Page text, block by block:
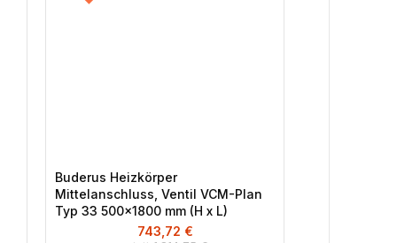
Buderus Heizkörper
Mittelanschluss, Ventil VCM-Plan
Typ 33 500×1800 mm (H x L)
743,72 €